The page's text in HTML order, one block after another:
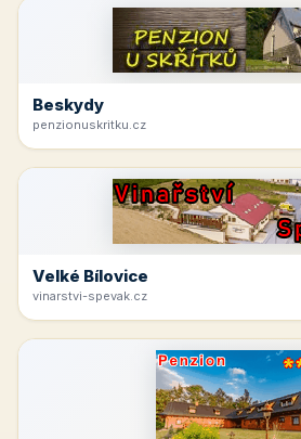
Beskydy
penzionuskritku.cz
Velké Bílovice
vinarstvi-spevak.cz